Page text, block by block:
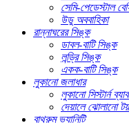
সেমি-পেডেস্টাল
উডু অববাহিকা
রান্নাঘরের সিঙ্ক
ডাবল-বাটি সিঙ্ক
লন্ড্রি সিঙ্ক
একক-বাটি সিঙ্ক
লুকানো জলাধার
লুকানো সিস্টার্ন
দেয়ালে ঝোলানো
বাথরুম ভ্যানিটি